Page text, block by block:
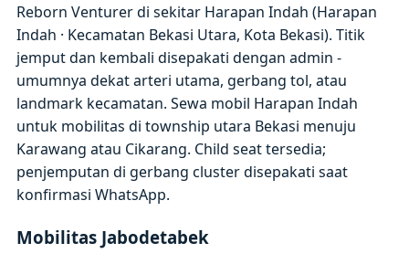
Reborn Venturer di sekitar Harapan Indah (Harapan
Indah · Kecamatan Bekasi Utara, Kota Bekasi). Titik
jemput dan kembali disepakati dengan admin -
umumnya dekat arteri utama, gerbang tol, atau
landmark kecamatan. Sewa mobil Harapan Indah
untuk mobilitas di township utara Bekasi menuju
Karawang atau Cikarang. Child seat tersedia;
penjemputan di gerbang cluster disepakati saat
konfirmasi WhatsApp.
Mobilitas Jabodetabek